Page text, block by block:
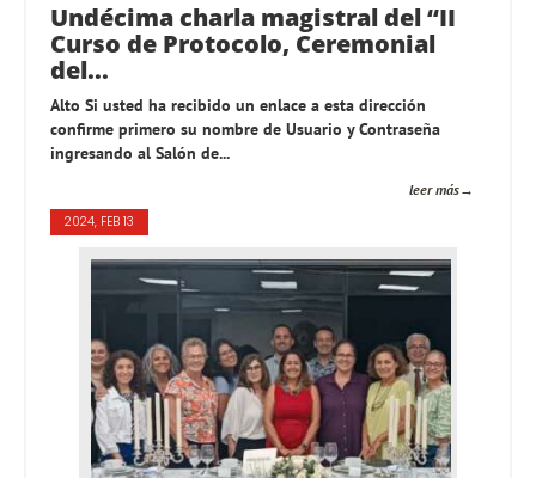
Undécima charla magistral del “II
Curso de Protocolo, Ceremonial
del...
Alto Si usted ha recibido un enlace a esta dirección
confirme primero su nombre de Usuario y Contraseña
ingresando al Salón de...
leer más
2024, FEB 13